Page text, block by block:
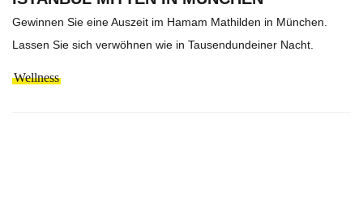
Gewinnen Sie eine Auszeit im Hamam Mathilden in München.
Lassen Sie sich verwöhnen wie in Tausendundeiner Nacht.
Wellness